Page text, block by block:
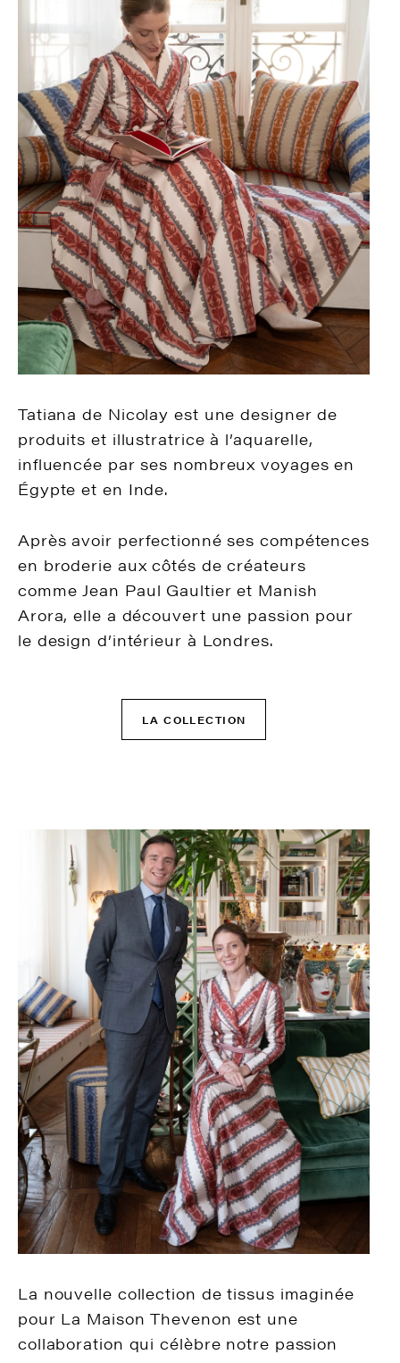
Tatiana de Nicolay est une designer de
produits et illustratrice à l’aquarelle,
influencée par ses nombreux voyages en
Égypte et en Inde.
Après avoir perfectionné ses compétences
en broderie aux côtés de créateurs
comme Jean Paul Gaultier et Manish
Arora, elle a découvert une passion pour
le design d’intérieur à Londres.
LA COLLECTION
La nouvelle collection de tissus imaginée
pour La Maison Thevenon est une
collaboration qui célèbre notre passion